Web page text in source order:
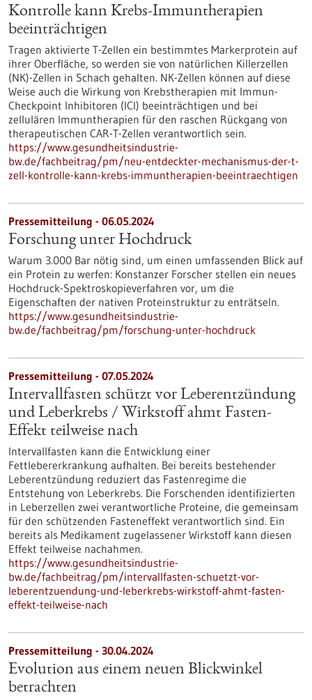
Kontrolle kann Krebs-Immuntherapien
beeinträchtigen
Tragen aktivierte T-Zellen ein bestimmtes Markerprotein auf
ihrer Oberfläche, so werden sie von natürlichen Killerzellen
(NK)-Zellen in Schach gehalten. NK-Zellen können auf diese
Weise auch die Wirkung von Krebstherapien mit Immun-
Checkpoint Inhibitoren (ICI) beeinträchtigen und bei
zellulären Immuntherapien für den raschen Rückgang von
therapeutischen CAR-T-Zellen verantwortlich sein.
https://www.gesundheitsindustrie-
bw.de/fachbeitrag/pm/neu-entdeckter-mechanismus-der-t-
zell-kontrolle-kann-krebs-immuntherapien-beeintraechtigen
Pressemitteilung - 06.05.2024
Forschung unter Hochdruck
Warum 3.000 Bar nötig sind, um einen umfassenden Blick auf
ein Protein zu werfen: Konstanzer Forscher stellen ein neues
Hochdruck-Spektroskopieverfahren vor, um die
Eigenschaften der nativen Proteinstruktur zu enträtseln.
https://www.gesundheitsindustrie-
bw.de/fachbeitrag/pm/forschung-unter-hochdruck
Pressemitteilung - 07.05.2024
Intervallfasten schützt vor Leberentzündung
und Leberkrebs / Wirkstoff ahmt Fasten-
Effekt teilweise nach
Intervallfasten kann die Entwicklung einer
Fettlebererkrankung aufhalten. Bei bereits bestehender
Leberentzündung reduziert das Fastenregime die
Entstehung von Leberkrebs. Die Forschenden identifizierten
in Leberzellen zwei verantwortliche Proteine, die gemeinsam
für den schützenden Fasteneffekt verantwortlich sind. Ein
bereits als Medikament zugelassener Wirkstoff kann diesen
Effekt teilweise nachahmen.
https://www.gesundheitsindustrie-
bw.de/fachbeitrag/pm/intervallfasten-schuetzt-vor-
leberentzuendung-und-leberkrebs-wirkstoff-ahmt-fasten-
effekt-teilweise-nach
Pressemitteilung - 30.04.2024
Evolution aus einem neuen Blickwinkel
betrachten